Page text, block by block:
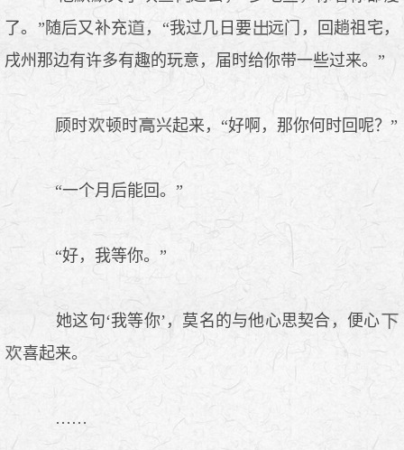
了。”随后又补充
，“我过几日要
远门，回趟祖宅，
戌州那边有许多有趣的玩意，届时给你带一些过来。”
顾时 顿时 兴起来，“好啊，那你何时回呢？”
“一个月后能回。”
“好，我等你。”
她这句‘我等你’，莫名的与他心思契合，便心
喜起来。
……